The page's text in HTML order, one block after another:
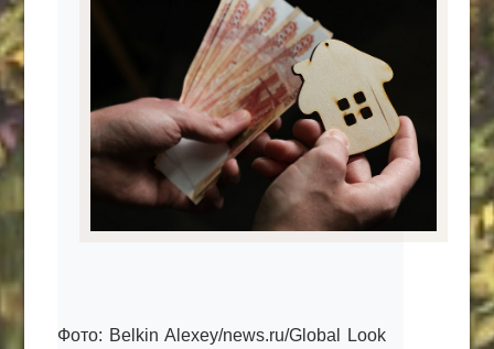
Фото: Belkin Alexey/news.ru/Global Look